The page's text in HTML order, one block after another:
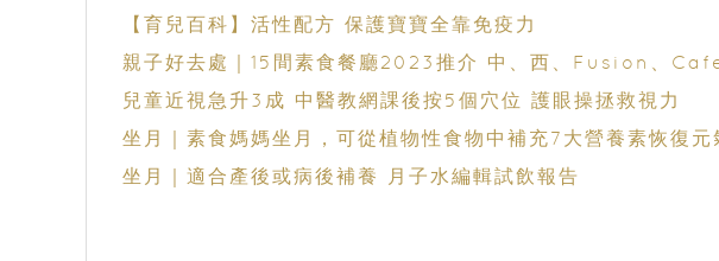
【育兒百科】活性配方 保護寶寶全靠免疫力
親子好去處｜15間素食餐廳2023推介 中、西、Fusion、Cafe
兒童近視急升3成 中醫教網課後按5個穴位 護眼操拯救視力
坐月｜素食媽媽坐月，可從植物性食物中補充7大營養素恢復元
坐月｜適合產後或病後補養 月子水編輯試飲報告